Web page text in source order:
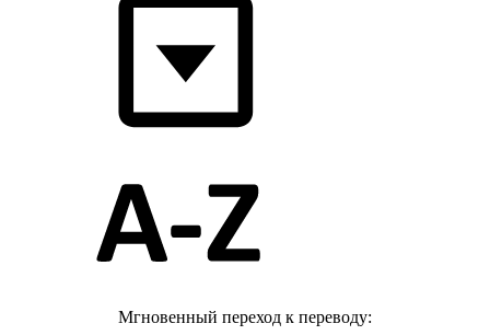
Мгновенный переход к переводу: